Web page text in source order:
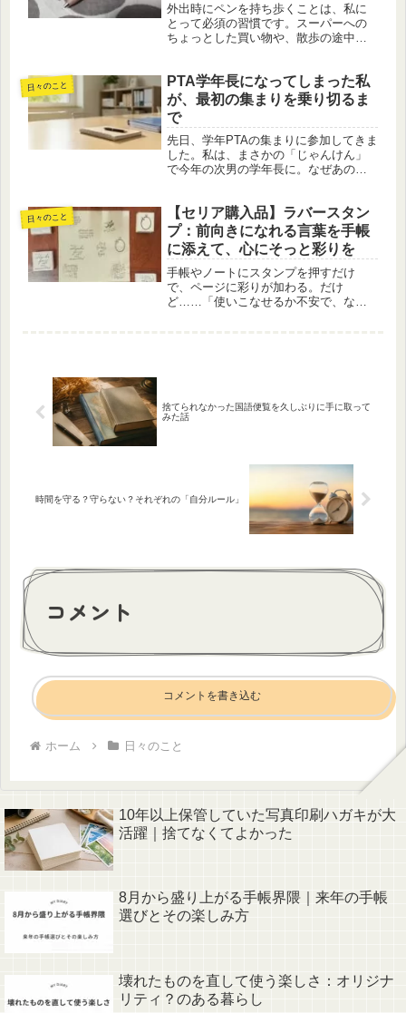
外出時にペンを持ち歩くことは、私に
とって必須の習慣です。スーパーへの
ちょっとした買い物や、散歩の途中で
バッグに入れています。そんな日常の
中で、最近特にお気に入りのペンが
「ユ...
日々のこと
PTA学年長になってしまった私
が、最初の集まりを乗り切るま
で
先日、学年PTAの集まりに参加してきま
した。私は、まさかの「じゃんけん」
で今年の次男の学年長に。なぜあの場
の役割を受け入れるところからのスタ
ートでした。正直に言えば、積極的...
日々のこと
【セリア購入品】ラバースタン
プ：前向きになれる言葉を手帳
に添えて、心にそっと彩りを
手帳やノートにスタンプを押すだけ
で、ページに彩りが加わる。だけ
ど……「使いこなせるか不安で、なか
捨てられなかった国語便覧を久しぶりに手に取って
みた話
時間を守る？守らない？それぞれの「自分ルール」
コメント
コメントを書き込む
ホーム 日々のこと
10年以上保管していた写真印刷ハガキが大
活躍｜捨てなくてよかった
8月から盛り上がる手帳界隈｜来年の手帳
選びとその楽しみ方
壊れたものを直して使う楽しさ：オリジナ
リティ？のある暮らし